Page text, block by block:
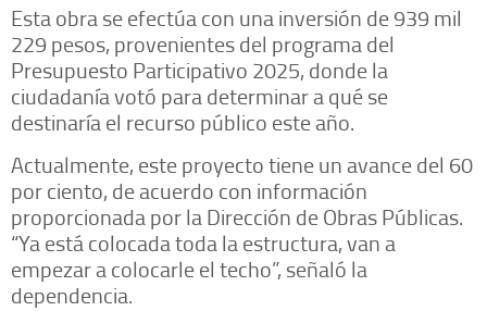
Esta obra se efectúa con una inversión de 939 mil
229 pesos, provenientes del programa del
Presupuesto Participativo 2025, donde la
ciudadanía votó para determinar a qué se
destinaría el recurso público este año.
Actualmente, este proyecto tiene un avance del 60
por ciento, de acuerdo con información
proporcionada por la Dirección de Obras Públicas.
“Ya está colocada toda la estructura, van a
empezar a colocarle el techo”, señaló la
dependencia.